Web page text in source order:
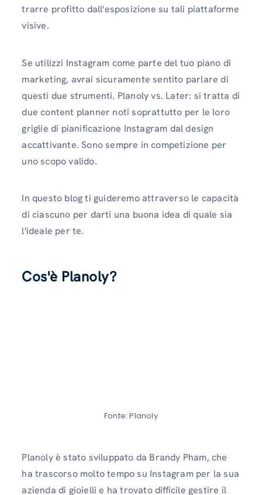
trarre profitto dall'esposizione su tali piattaforme
visive.
Se utilizzi Instagram come parte del tuo piano di
marketing, avrai sicuramente sentito parlare di
questi due strumenti. Planoly vs. Later: si tratta di
due content planner noti soprattutto per le loro
griglie di pianificazione Instagram dal design
accattivante. Sono sempre in competizione per
uno scopo valido.
In questo blog ti guideremo attraverso le capacità
di ciascuno per darti una buona idea di quale sia
l'ideale per te.
Cos'è Planoly?
Fonte: Planoly
Planoly è stato sviluppato da Brandy Pham, che
ha trascorso molto tempo su Instagram per la sua
azienda di gioielli e ha trovato difficile gestire il